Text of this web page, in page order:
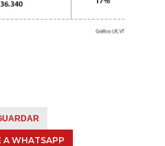
A WHATSAPP